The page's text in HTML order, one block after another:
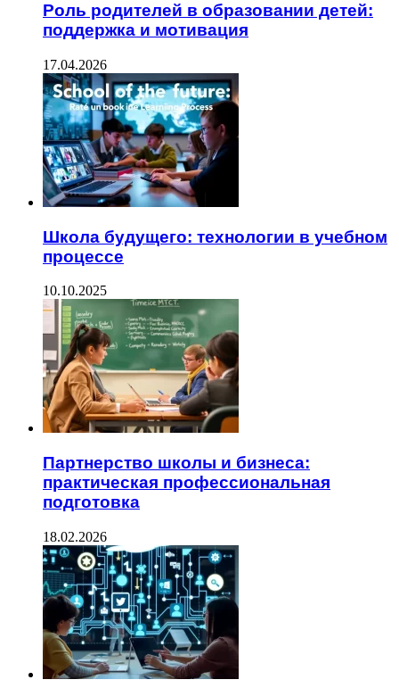
Роль родителей в образовании детей:
поддержка и мотивация
17.04.2026
Школа будущего: технологии в учебном
процессе
10.10.2025
Партнерство школы и бизнеса:
практическая профессиональная
подготовка
18.02.2026